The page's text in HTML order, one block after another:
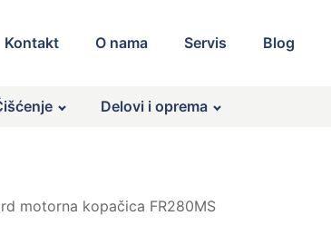
Kontakt O nama Servis Blog
Delovi i oprema
motorna kopačica FR280MS